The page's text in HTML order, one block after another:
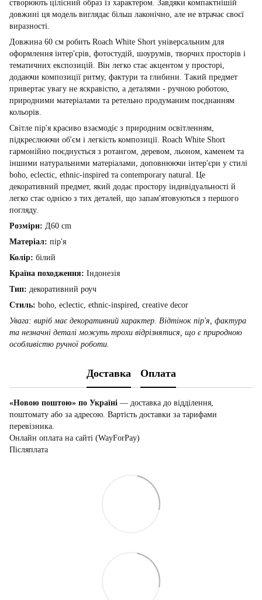
створюють цілісний образ із характером. Завдяки компактнішій
довжині ця модель виглядає більш лаконічно, але не втрачає своєї
виразності.
Довжина 60 см робить Roach White Short універсальним для
оформлення інтер'єрів, фотостудій, шоурумів, творчих просторів і
тематичних експозицій. Він легко стає акцентом у просторі,
додаючи композиції ритму, фактури та глибини. Такий предмет
привертає увагу не яскравістю, а деталями - ручною роботою,
природними матеріалами та ретельно продуманим поєднанням
кольорів.
Світле пір'я красиво взаємодіє з природним освітленням,
підкреслюючи об'єм і легкість композиції. Roach White Short
гармонійно поєднується з ротангом, деревом, льоном, каменем та
іншими натуральними матеріалами, доповнюючи інтер'єри у стилі
boho, eclectic, ethnic-inspired та contemporary natural. Це
декоративний предмет, який додає простору індивідуальності й
легко стає однією з тих деталей, що запам'ятовуються з першого
погляду.
Розміри: Д60 cm
Матеріал: пір'я
Колір: білий
Країна походження: Індонезія
Тип: декоративний роуч
Стиль: boho, eclectic, ethnic-inspired, creative decor
Увага: виріб має декоративний характер. Відтінок пір'я, фактура
та незначні деталі можуть трохи відрізнятися, що є природною
особливістю ручної роботи.
Доставка Оплата
«Новою поштою» по Україні — доставка до відділення,
поштомату або за адресою. Вартість доставки за тарифами
перевізника.
Онлайн оплата на сайті (WayForPay)
Післяплата